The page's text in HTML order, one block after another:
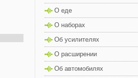
О еде
О наборах
Об усилителях
О расширении
Об автомобилях